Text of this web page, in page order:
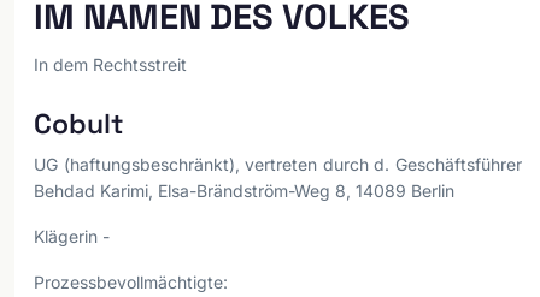
IM NAMEN DES VOLKES
In dem Rechtsstreit
Cobult
UG (haftungsbeschränkt), vertreten durch d. Geschäftsführer
Behdad Karimi, Elsa-Brändström-Weg 8, 14089 Berlin
Klägerin -
Prozessbevollmächtigte: